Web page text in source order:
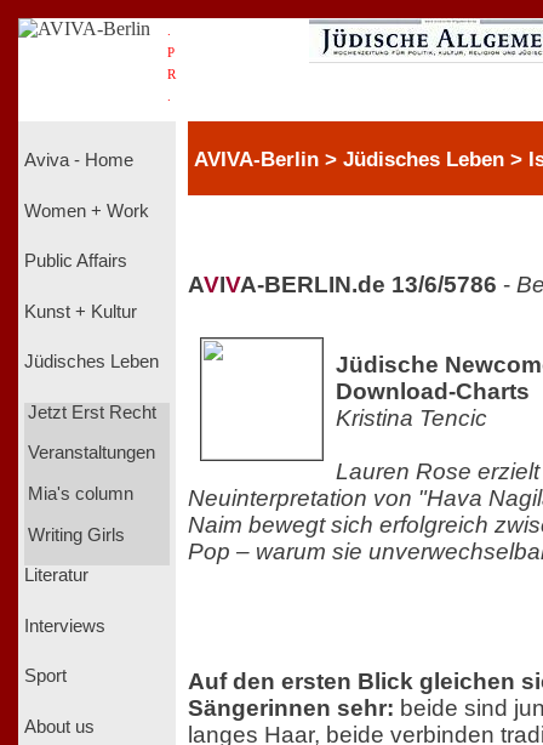
P
R
Aviva - Home
Women + Work
Public Affairs
Kunst + Kultur
Jüdisches Leben
Jetzt Erst Recht
Veranstaltungen
Mia's column
Writing Girls
Literatur
Interviews
Sport
About us
AVIVA-Berlin > Jüdisches Leben >
AVIVA-BERLIN.de 13/6/5786 -
Jüdische
Download-Charts
Kristina Tencic
Lauren Rose
Neuinterpretation von "Hava
Naim bewegt sich erfolgreich
Pop – warum sie
Auf den ersten Blick gleichen
Sängerinnen sehr: beide sind
langes Haar, beide verbinden